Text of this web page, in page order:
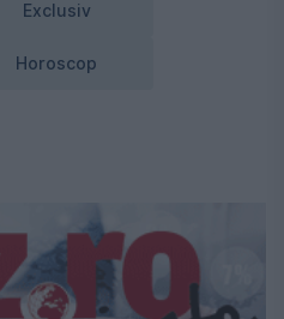
Exclusiv
Horoscop